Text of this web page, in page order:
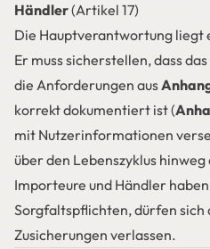
Händler(Artikel 17)
Die Hauptverantwortung liegt
Er muss sicherstellen, dass
die Anforderungen aus
korrekt dokumentiert ist (
mit Nutzerinformationen
über den Lebenszyklus
Importeure und Händler
Sorgfaltspflichten, dürfen sich
Zusicherungen verlassen.